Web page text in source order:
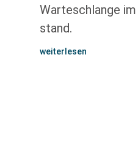
Warteschlange
stand.
weiterlesen